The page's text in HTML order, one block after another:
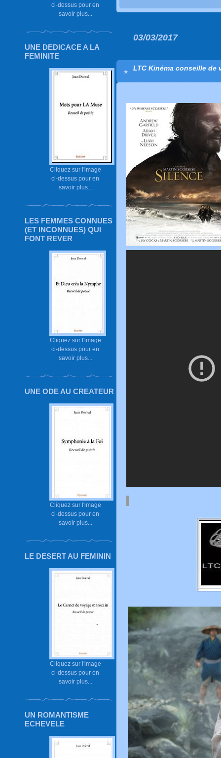
ci-dessus pour en
savoir plus...
UNE DEDICACE A LA
FEMINITE
Cliquez sur l'image
ci-dessus pour en
savoir plus...
LES FEMMES CONNUES
(ET INCONNUES) QUI
FONT REVER
Cliquez sur l'image
ci-dessus pour en
savoir plus...
UNE ODE AU CREATEUR
Cliquez sur l'image
ci-dessus pour en
savoir plus...
LE DESERT AU FEMININ
Cliquez sur l'image
ci-dessus pour en
savoir plus...
UN ROMANTISME
ECHEVELE
03/03/2017
LTC Kinéma conseille de